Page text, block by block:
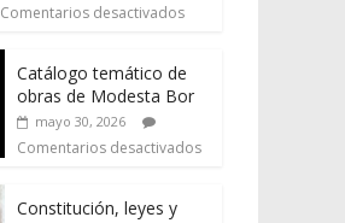
Comentarios desactivados
Catálogo temático de
obras de Modesta Bor
mayo 30, 2026
Comentarios desactivados
Constitución, leyes y